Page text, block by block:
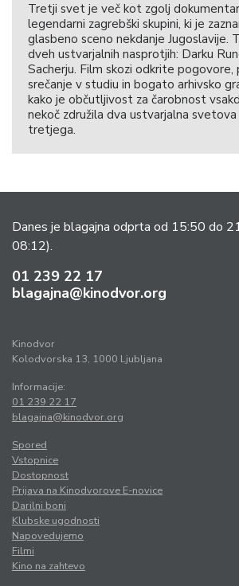
Tretji svet je več kot zgolj
legendarni zagrebški skupini, ki je
glasbeno sceno nekdanje Jugoslavije.
dveh ustvarjalnih nasprotjih: Darku
Sacherju. Film skozi odkrite pogovore,
srečanje v studiu in bogato arhivsko
kako je občutljivost za čarobnost
nekoč združila dva ustvarjalna
tretjega.
Danes je blagajna odprta od 15:50 do
08:12).
01 239 22 17
blagajna@kinodvor.org
Kinodvor
Kolodvorska 13, 1000 Ljubljana
Informacije:
01 239 22 17
blagajna@kinodvor.org
Spored
Vstopnice
Dostopnost
Prijava na Kinodvorove E-novice
Darilni boni
Klubske ugodnosti
Napovedujemo
Filmi
Kino na zahtevo